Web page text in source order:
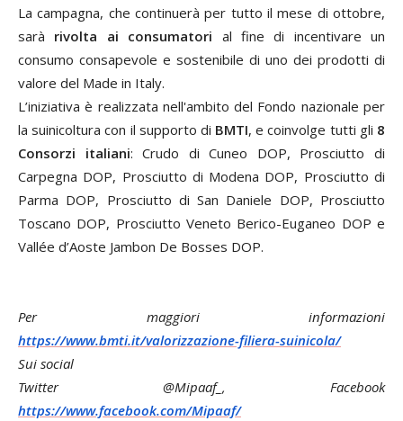
La campagna, che continuerà per tutto il mese di ottobre,
sarà rivolta ai consumatori al fine di incentivare un
consumo consapevole e sostenibile di uno dei prodotti di
valore del Made in Italy.
L’iniziativa è realizzata nell'ambito del Fondo nazionale per
la suinicolturacon il supporto di BMTI, e coinvolge tutti gli 8
Consorzi italiani: Crudo di Cuneo DOP, Prosciutto di
Carpegna DOP, Prosciutto di Modena DOP, Prosciutto di
Parma DOP, Prosciutto di San Daniele DOP, Prosciutto
Toscano DOP, Prosciutto Veneto Berico-Euganeo DOP e
Vallée d’Aoste Jambon De Bosses DOP.
Per maggiori informazioni
https://www.bmti.it/valorizzazione-filiera-suinicola/
Sui social
Twitter @Mipaaf_, Facebook
https://www.facebook.com/Mipaaf/